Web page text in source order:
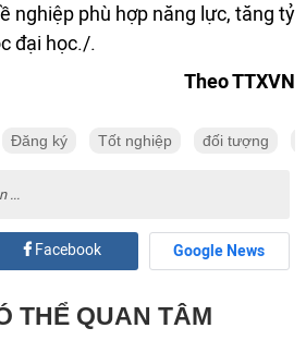
nghiệp phù hợp năng lực, tăng tỷ
đại học./.
Theo TTXVN
Đăng ký Tốt nghiệp đối tượng
...
Facebook Google News
THỂ QUAN TÂM